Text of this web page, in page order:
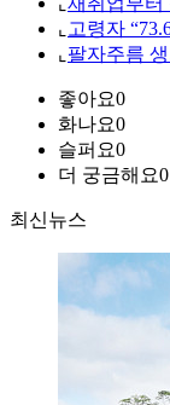
⌞ 고령자
⌞ 팔자주름
좋아요0
화나요0
슬퍼요0
더 궁금해요0
최신뉴스